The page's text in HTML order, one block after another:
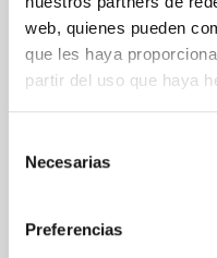
web, quienes pueden
que les haya
partir del uso que haya
Necesarias
Preferencias